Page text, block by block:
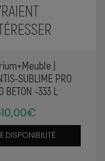
|
SUBLIME PRO
BETON -333 L
DISPONIBILITÉ